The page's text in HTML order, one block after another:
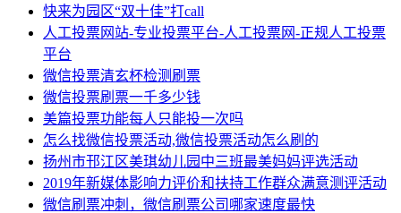
快来为园区“双十佳”打call
人工投票网站-专业投票平台-人工投票网-正规人工投票
平台
微信投票清玄杯检测刷票
微信投票刷票一千多少钱
美篇投票功能每人只能投一次吗
怎么找微信投票活动,微信投票活动怎么刷的
扬州市邗江区美琪幼儿园中三班最美妈妈评选活动
2019年新媒体影响力评价和扶持工作群众满意测评活动
微信刷票冲刺，微信刷票公司哪家速度最快